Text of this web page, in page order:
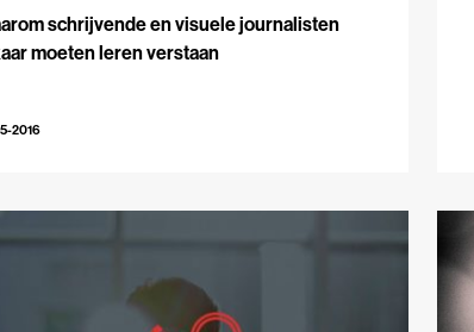
schrijvende en visuele journalisten
moeten leren verstaan
2016